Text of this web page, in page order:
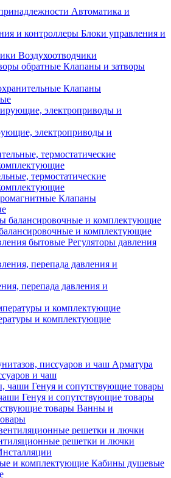
Автоматика и
Блоки управления и
Воздухоотводчики
Клапаны и затворы
Клапаны
электроприводы и
термостатические
Клапаны
и комплектующие
Регуляторы давления
перепада давления и
и комплектующие
Арматура
и чаш
Генуя и сопутствующие товары
Ванны и
решетки и лючки
Кабины душевые